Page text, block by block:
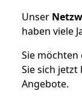
Unser
haben viele
Sie möchten
Sie sich
Angebote.